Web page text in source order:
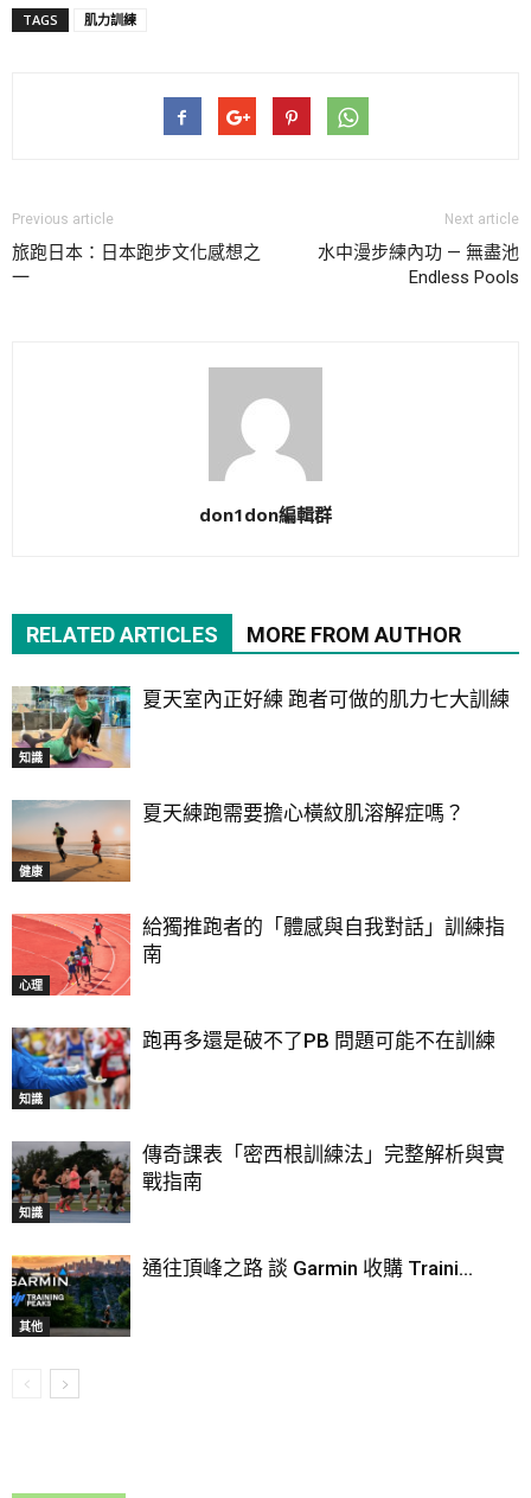
TAGS 肌力訓練
Previous article
旅跑日本：日本跑步文化感想之
一
Next article
水中漫步練內功 — 無盡池
Endless Pools
don1don編輯群
RELATED ARTICLES MORE FROM AUTHOR
知識
夏天室內正好練 跑者可做的肌力七大訓練
健康
夏天練跑需要擔心橫紋肌溶解症嗎？
心理
給獨推跑者的「體感與自我對話」訓練指
南
知識
跑再多還是破不了PB 問題可能不在訓練
知識
傳奇課表「密西根訓練法」完整解析與實
戰指南
其他
通往頂峰之路 談 Garmin 收購 Traini...